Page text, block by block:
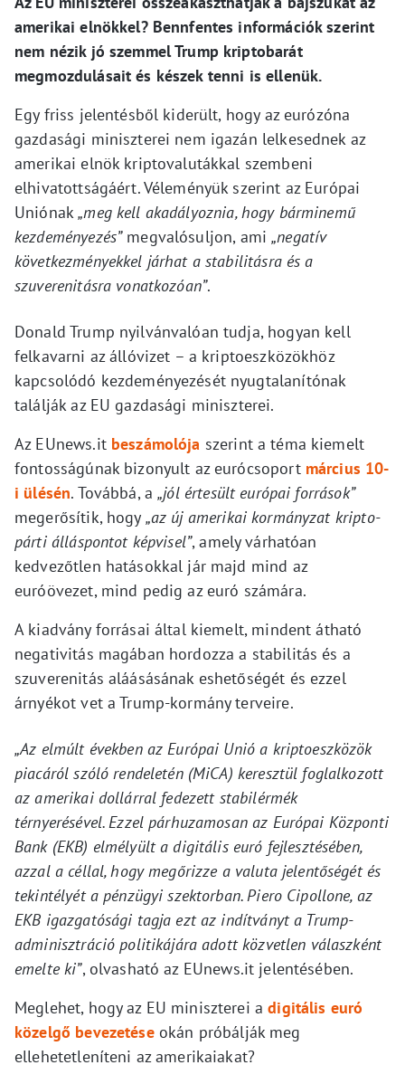
amerikai elnökkel? Bennfentes információk szerint
nem nézik jó szemmel Trump kriptobarát
megmozdulásait és készek tenni is ellenük.
Egy friss jelentésből kiderült, hogy az eurózóna
gazdasági miniszterei nem igazán lelkesednek az
amerikai elnök kriptovalutákkal szembeni
elhivatottságáért. Véleményük szerint az Európai
Uniónak„meg kell akadályoznia, hogy bárminemű
kezdeményezés”megvalósuljon, ami„negatív
következményekkel járhat a stabilitásra és a
szuverenitásra vonatkozóan”.
Donald Trump nyilvánvalóan tudja, hogyan kell
felkavarni az állóvizet – a kriptoeszközökhöz
kapcsolódó kezdeményezését nyugtalanítónak
találják az EU gazdasági miniszterei.
Az EUnews.it beszámolója szerint a téma kiemelt
fontosságúnak bizonyult az eurócsoport március 10-
i ülésén. Továbbá, a„jól értesült európai források”
megerősítik, hogy „az új amerikai kormányzat kripto-
párti álláspontot képvisel”, amely várhatóan
kedvezőtlen hatásokkal jár majd mind az
euróövezet, mind pedig az euró számára.
A kiadvány forrásai által kiemelt, mindent átható
negativitás magában hordozza a stabilitás és a
szuverenitás aláásásának eshetőségét és ezzel
árnyékot vet a Trump-kormány terveire.
„Az elmúlt években az Európai Unió a kriptoeszközök
piacáról szóló rendeletén (MiCA) keresztül foglalkozott
az amerikai dollárral fedezett stabilérmék
térnyerésével. Ezzel párhuzamosan az Európai Központi
Bank (EKB) elmélyült a digitális euró fejlesztésében,
azzal a céllal, hogy megőrizze a valuta jelentőségét és
tekintélyét a pénzügyi szektorban. Piero Cipollone, az
EKB igazgatósági tagja ezt az indítványt a Trump-
adminisztráció politikájára adott közvetlen válaszként
emelte ki”, olvasható az EUnews.it jelentésében.
Meglehet, hogy az EU miniszterei adigitális euró
közelgő bevezetéseokán próbálják meg
ellehetetleníteni az amerikaiakat?